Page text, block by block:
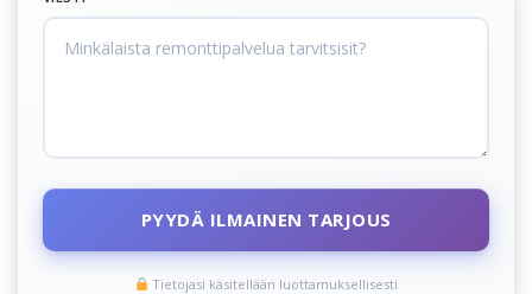
PYYDÄ ILMAINEN TARJOUS
Tietojasi käsitellään luottamuksellisesti